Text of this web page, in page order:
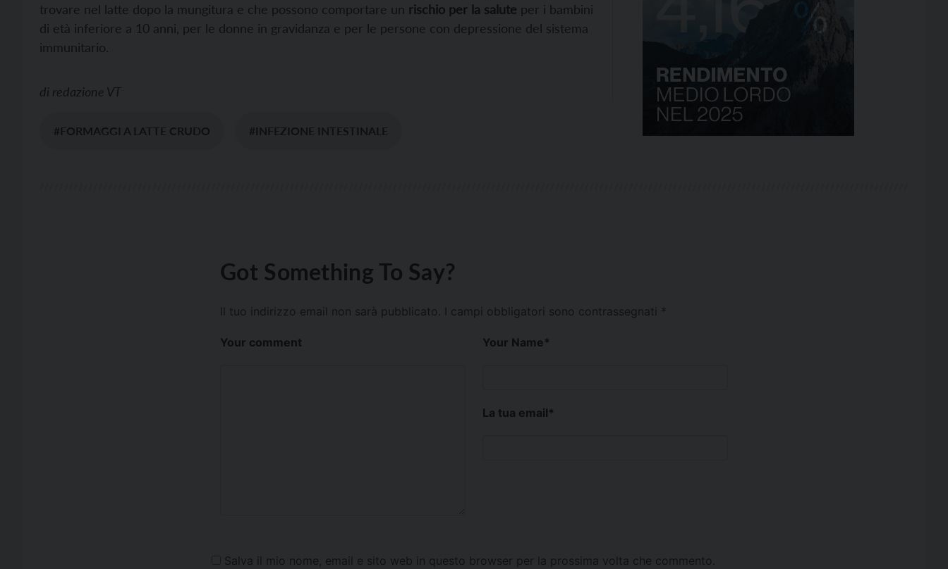
trovare nel latte dopo la mungitura e che possono comportare un rischio per la salute per i bambini
di età inferiore a 10 anni, per le donne in gravidanza e per le persone con depressione del sistema
immunitario.
di redazione VT
#FORMAGGI A LATTE CRUDO #INFEZIONE INTESTINALE
Got Something To Say?
Il tuo indirizzo email non sarà pubblicato. I campi obbligatori sono contrassegnati *
Your comment Your Name*
La tua email*
Salva il mio nome, email e sito web in questo browser per la prossima volta che commento.